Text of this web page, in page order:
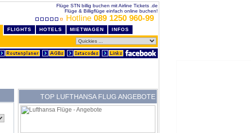
Flüge STN billig buchen mit Airline Tickets .de
Flüge & Billigflüge einfach online buchen!
Hotline 089 1250 960-99
FLIGHTS HOTELS MIETWAGEN INFOS
TOP LUFTHANSA FLUG ANGEBOTE